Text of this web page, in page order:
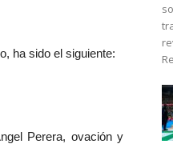
ha sido el siguiente:
Perera, ovación y